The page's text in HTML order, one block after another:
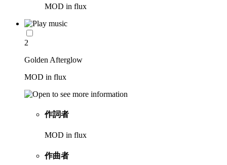
MOD in flux
2
Golden Afterglow
MOD in flux
作詞者
MOD in flux
作曲者